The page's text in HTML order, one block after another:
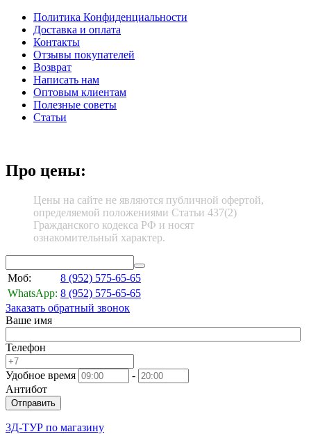
Политика Конфиденциальности
Доставка и оплата
Контакты
Отзывы покупателей
Возврат
Написать нам
Оптовым клиентам
Полезные советы
Статьи
Про цены:
Цены на сайте не являются публичной офертой,
определяемой положениями Статьи 437(2)
Гражданского кодекса РФ и носят
ознакомительный характер.
Моб: 8 (952) 575-65-65
WhatsApp: 8 (952) 575-65-65
Заказать обратный звонок
Ваше имя
Телефон
Удобное время
-
Антибот
Отправить
3Д-ТУР по магазину